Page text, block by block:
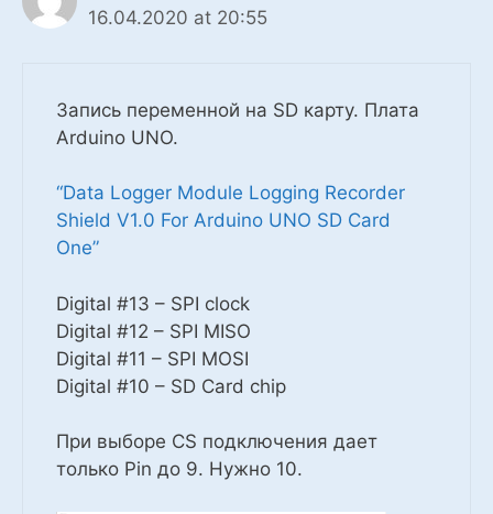
16.04.2020 at 20:55
Запись переменной на SD карту. Плата
Arduino UNO.
“Data Logger Module Logging Recorder
Shield V1.0 For Arduino UNO SD Card
One”
Digital #13 – SPI clock
Digital #12 – SPI MISO
Digital #11 – SPI MOSI
Digital #10 – SD Card chip
При выборе CS подключения дает
только Pin до 9. Нужно 10.